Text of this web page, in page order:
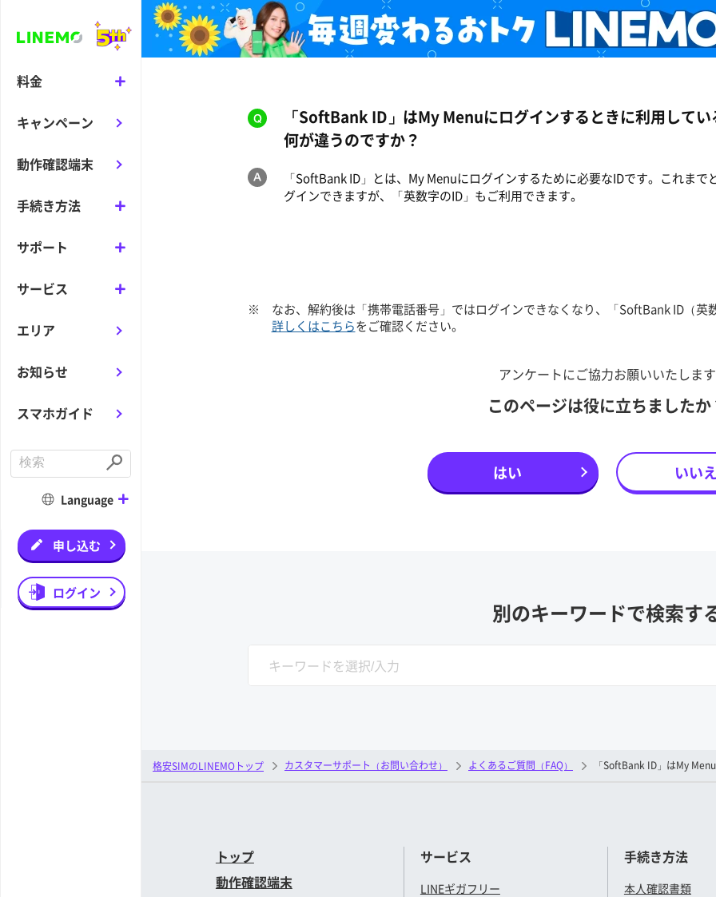
料金
キャンペーン
動作確認端末
手続き方法
サポート
サービス
エリア
お知らせ
スマホガイド
n
S
u
m
t
Language
申し込む
ログイン
「SoftBank ID」はMy Menuにログインするときに利用して
何が違うのですか？
「SoftBank ID」とは、My Menuにログインするために必要なIDです。これまで
グインできますが、「英数字のID」もご利用できます。
※
なお、解約後は「携帯電話番号」ではログインできなくなり、「SoftBank ID（英
詳しくはこちらをご確認ください。
アンケートにご協力お願いいたします
このページは役に立ちましたか
はい いいえ
別のキーワードで検索す
SEARCH
格安SIMのLINEMOトップ カスタマーサポート（お問い合わせ） よくあるご質問（FAQ） 「SoftBank ID」はMy
トップ
動作確認端末
サービス
LINEギガフリー
手続き方法
本人確認書類